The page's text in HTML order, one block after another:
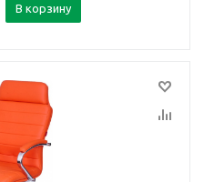
В корзину